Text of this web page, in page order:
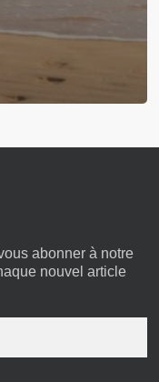
abonner à notre
nouvel article